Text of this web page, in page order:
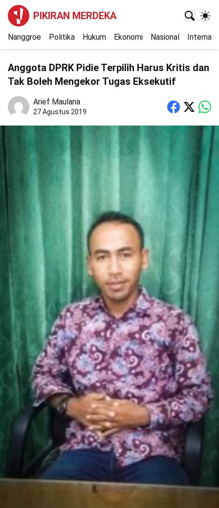
PIKIRAN MERDEKA
Nanggroe Politika Hukum Ekonomi Nasional
Anggota DPRK Pidie Terpilih Harus Kritis dan
Tak Boleh Mengekor Tugas Eksekutif
Arief Maulana
27 Agustus 2019